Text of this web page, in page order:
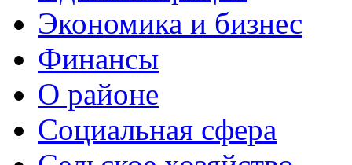
Экономика и бизнес
Финансы
О районе
Социальная сфера